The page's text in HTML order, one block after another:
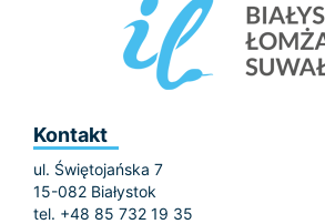
Kontakt
ul. Świętojańska 7
15-082 Białystok
tel. +48 85 732 19 35